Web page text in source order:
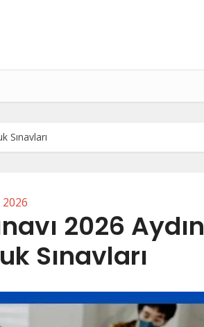
Sınavları
2026 Aydın
Sınavları